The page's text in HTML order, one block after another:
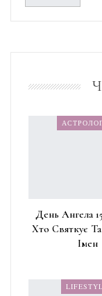
День Ангела
Хто Святкує
Імен